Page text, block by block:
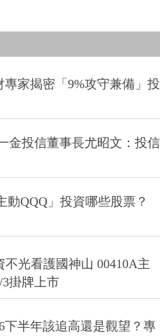
家揭密「9%攻守兼備」投
金投信董事長尤昭文：投信
動QQQ」投資哪些股票？
光看護國神山 00410A主
掛牌上市
下半年該追高還是觀望？專